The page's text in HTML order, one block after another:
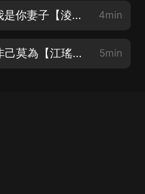
007 原來你還記得我是你妻子【淩菲：屠蘇小魚】求訂閱！關注！月票！ 4min
008 若要人不知除非己莫為【江瑤：夏至青橙】紅包活動已開啟！ 5min